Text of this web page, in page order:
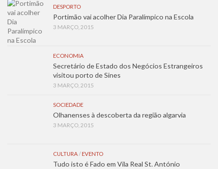
DESPORTO
Portimão vai acolher Dia Paralímpico na Escola
3 MARÇO, 2015
ECONOMIA
Secretário de Estado dos Negócios Estrangeiros
visitou porto de Sines
3 MARÇO, 2015
SOCIEDADE
Olhanenses à descoberta da região algarvia
3 MARÇO, 2015
CULTURA/ EVENTO
Tudo isto é Fado em Vila Real St. António